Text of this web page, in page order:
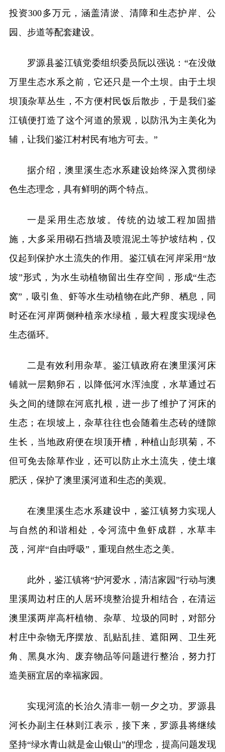
投资300多万元，涵盖清淤、清障和生态护岸、公
园、步道等配套建设。
罗源县鉴江镇党委组织委员阮以强说：“在没做
万里生态水系之前，它还只是一个土坝。由于土坝
坝顶杂草丛生，不方便村民饭后散步，于是我们鉴
江镇便打造了这个河道的景观，以防汛为主美化为
辅，让我们鉴江村村民有地方可去。”
据介绍，澳里溪生态水系建设始终深入贯彻绿
色生态理念，具有鲜明的两个特点。
一是采用生态放坡。传统的边坡工程加固措
施，大多采用砌石挡墙及喷混泥土等护坡结构，仅
仅起到保护水土流失的作用。鉴江镇在河岸采用“放
坡”形式，为水生动植物留出生存空间，形成“生态
窝”，吸引鱼、虾等水生动植物在此产卵、栖息，同
时还在河岸两侧种植亲水绿植，最大程度实现绿色
生态循环。
二是有效利用杂草。鉴江镇政府在澳里溪河床
铺就一层鹅卵石，以降低河水浑浊度，水草通过石
头之间的缝隙在河底扎根，进一步了维护了河床的
生态；在坝坡上，杂草往往也会随着生态砖的缝隙
生长，当地政府便在坝顶开槽，种植山彭琪菊，不
但可免去除草作业，还可以防止水土流失，使土壤
肥沃，保护了澳里溪河道和生态的美观。
在澳里溪生态水系建设中，鉴江镇努力实现人
与自然的和谐相处，令河流中鱼虾成群，水草丰
茂，河岸“自由呼吸”，重现自然生态之美。
此外，鉴江镇将“护河爱水，清洁家园”行动与澳
里溪周边村庄的人居环境整治提升相结合，在清运
澳里溪两岸高杆植物、杂草、垃圾的同时，对部分
村庄中杂物无序摆放、乱贴乱挂、遮阳网、卫生死
角、黑臭水沟、废弃物品等问题进行整治，努力打
造美丽宜居的幸福家园。
实现河流的长治久清非一朝一夕之功。罗源县
河长办副主任林则江表示，接下来，罗源县将继续
坚持“绿水青山就是金山银山”的理念，提高问题发现